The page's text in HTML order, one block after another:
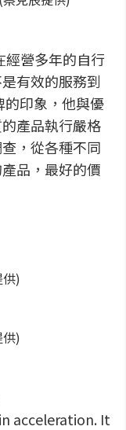
經營多年的自行
有效的服務到
印象，他與優
產品執行嚴格
，從各種不同
品，最好的價
)
)
acceleration. It